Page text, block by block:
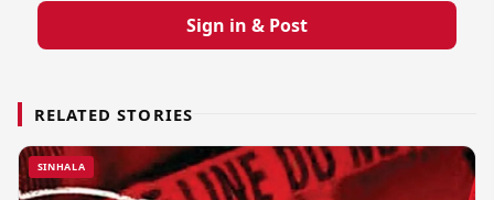
Sign in & Post
RELATED STORIES
SINHALA